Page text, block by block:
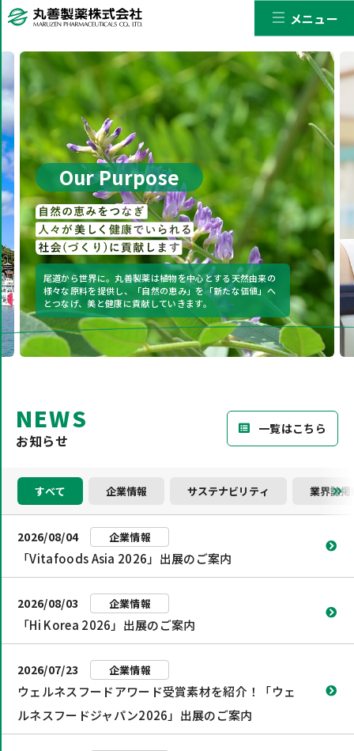
メニュー
Our Purpose
尾道から世界に。丸善製薬は植物を中心とする天然由来の
様々な原料を提供し、
「自然の恵み」を「新たな価値」へ
とつなげ、美と健康に貢献していきます。
NEWS
お知らせ
一覧はこちら
すべて 企業情報 サステナビリティ 業界誌掲
2026/08/04 企業情報
「Vitafoods Asia 2026」出展のご案内
2026/08/03 企業情報
「Hi Korea 2026」出展のご案内
2026/07/23 企業情報
ウェルネスフードアワード受賞素材を紹介！「ウェ
ルネスフードジャパン2026」出展のご案内